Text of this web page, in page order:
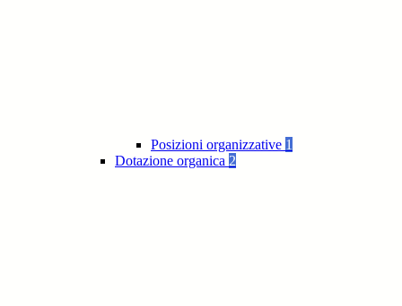
Posizioni organizzative 1
Dotazione organica 2